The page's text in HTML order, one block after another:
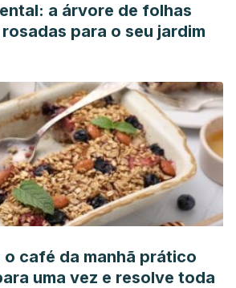
a árvore de folhas
para o seu jardim
o café da manhã prático
uma vez e resolve toda